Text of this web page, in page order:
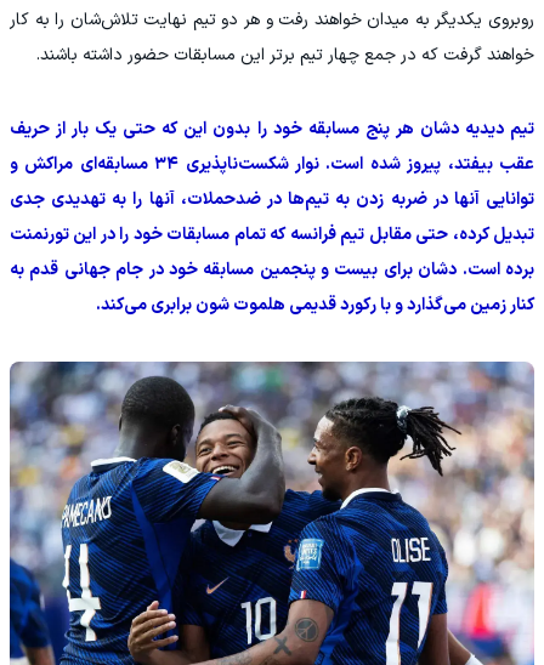
روبروی یکدیگر به میدان خواهند رفت و هر دو تیم نهایت تلاش‌شان را به کار
خواهند گرفت که در جمع چهار تیم برتر این مسابقات حضور داشته باشند.
تیم دیدیه دشان هر پنج مسابقه خود را بدون این که حتی یک بار از حریف
عقب بیفتد، پیروز شده است. نوار شکست‌ناپذیری ۳۴ مسابقه‌ای مراکش و
توانایی آنها در ضربه زدن به تیم‌ها در ضدحملات، آنها را به تهدیدی جدی
تبدیل کرده، حتی مقابل تیم فرانسه که تمام مسابقات خود را در این تورنمنت
برده است. دشان برای بیست و پنجمین مسابقه خود در جام جهانی قدم به
کنار زمین می‌گذارد و با رکورد قدیمی هلموت شون برابری می‌کند.